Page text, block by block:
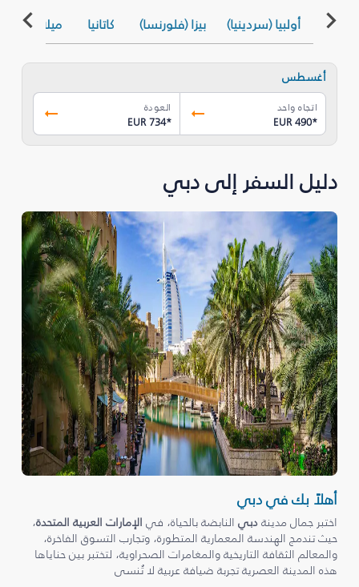
أولبيا (سردينيا) بيزا (فلورنسا) كاتانيا ميلان
أغسطس
اتجاه واحد
EUR 490*
العودة
EUR 734*
دليل السفر إلى دبي
أهلاً بك في دبي
اختبر جمال مدينةدبيالنابضة بالحياة، في الإمارات العربية المتحدة،
حيث تندمج الهندسة المعمارية المتطورة، وتجارب التسوق الفاخرة،
والمعالم الثقافة التاريخية والمغامرات الصحراوية، لتختبر بين حناياها
هذه المدينة العصرية تجربة ضيافة عربية لا تُنسى